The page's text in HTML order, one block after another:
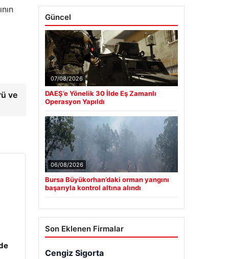
ve
Güncel
07/08/2026
DAEŞ’e Yönelik 30 İlde Eş Zamanlı
Operasyon Yapıldı
06/08/2026
Bursa Büyükorhan’daki orman yangını
başarıyla kontrol altına alındı
Son Eklenen Firmalar
Cengiz Sigorta